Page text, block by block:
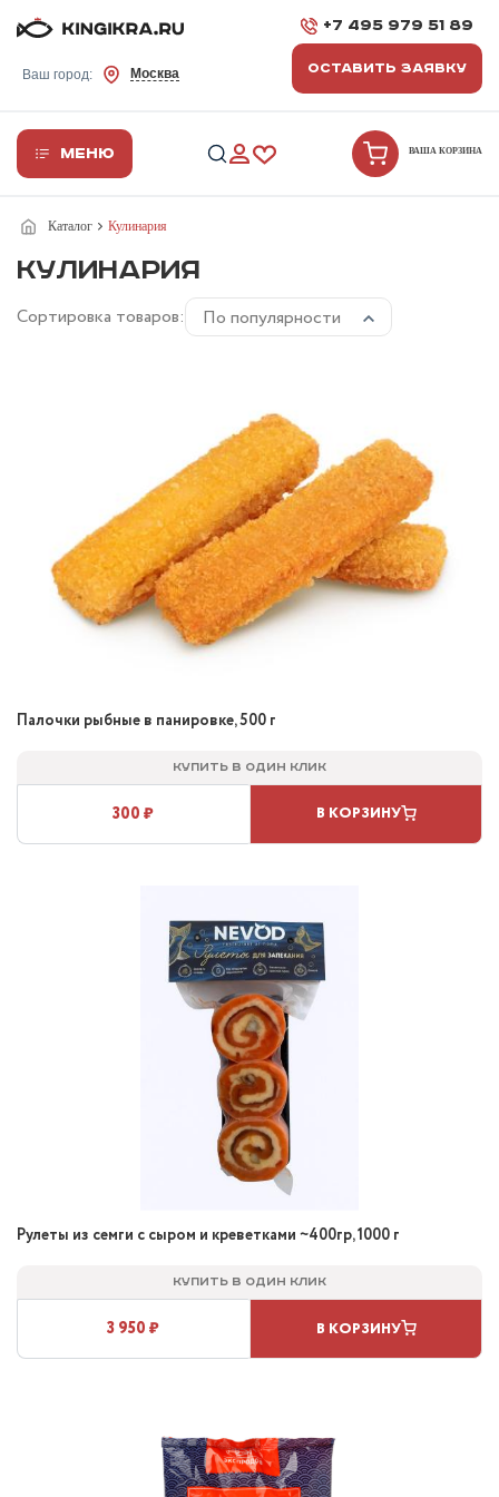
Ваш город: Москва
+7 495 979 51 89
ОСТАВИТЬ ЗАЯВКУ
Меню ВАША КОРЗИНА
Каталог Кулинария
КУЛИНАРИЯ
Сортировка товаров: По популярности
Палочки рыбные в панировке, 500 г
Купить в один клик
300 ₽ В КОРЗИНУ
Рулеты из семги с сыром и креветками ~400гр, 1000 г
Купить в один клик
3 950 ₽ В КОРЗИНУ